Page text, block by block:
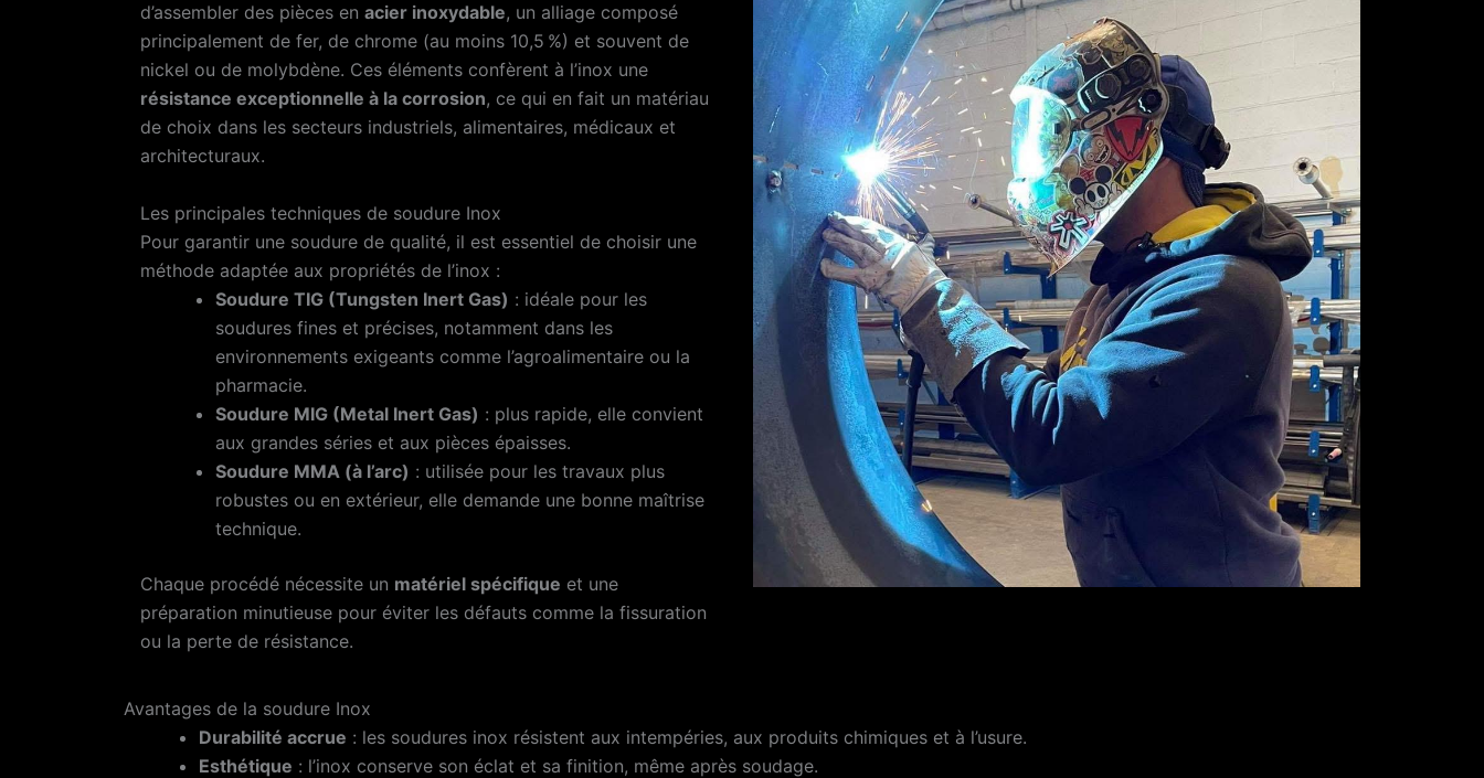
d’assembler des pièces en acier inoxydable, un alliage composé
principalement de fer, de chrome (au moins 10,5 %) et souvent de
nickel ou de molybdène. Ces éléments confèrent à l’inox une
résistance exceptionnelle à la corrosion, ce qui en fait un matériau
de choix dans les secteurs industriels, alimentaires, médicaux et
architecturaux.
Les principales techniques de soudure Inox
Pour garantir une soudure de qualité, il est essentiel de choisir une
méthode adaptée aux propriétés de l’inox :
Soudure TIG (Tungsten Inert Gas) : idéale pour les
soudures fines et précises, notamment dans les
environnements exigeants comme l’agroalimentaire ou la
pharmacie.
Soudure MIG (Metal Inert Gas) : plus rapide, elle convient
aux grandes séries et aux pièces épaisses.
Soudure MMA (à l’arc) : utilisée pour les travaux plus
robustes ou en extérieur, elle demande une bonne maîtrise
technique.
Chaque procédé nécessite un matériel spécifique et une
préparation minutieuse pour éviter les défauts comme la fissuration
ou la perte de résistance.
Avantages de la soudure Inox
Durabilité accrue : les soudures inox résistent aux intempéries, aux produits chimiques et à l’usure.
Esthétique : l’inox conserve son éclat et sa finition, même après soudage.